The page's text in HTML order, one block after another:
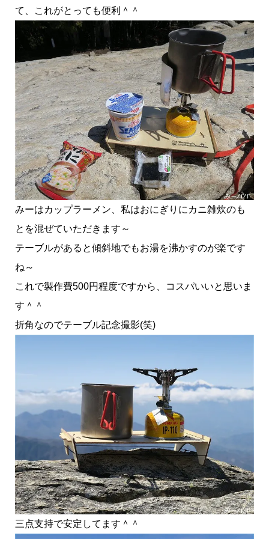
て、これがとっても便利＾＾
みーはカップラーメン、私はおにぎりにカニ雑炊のも
とを混ぜていただきます～
テーブルがあると傾斜地でもお湯を沸かすのが楽です
ね～
これで製作費500円程度ですから、コスパいいと思いま
す＾＾
折角なのでテーブル記念撮影(笑)
三点支持で安定してます＾＾